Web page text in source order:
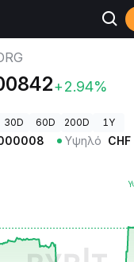
forg Τιμή FORG
+2.94%
30D 60D 200D 1Y
Υψηλό CHF